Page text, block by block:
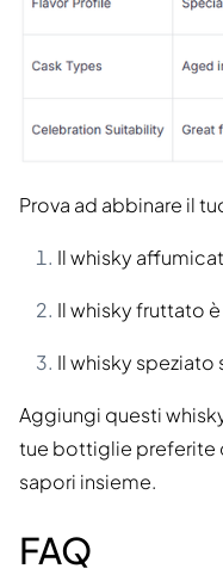
Prova ad abbinare il
Il whisky
Il whisky fruttato
Il whisky
Aggiungi questi
tue bottiglie preferite
sapori insieme.
FAQ